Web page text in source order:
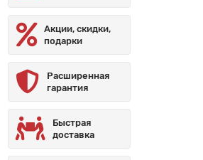
Акции, скидки,
подарки
Расширенная
гарантия
Быстрая
доставка